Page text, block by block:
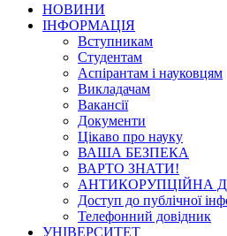
НОВИНИ
ІНФОРМАЦІЯ
Вступникам
Студентам
Аспірантам і науковцям
Викладачам
Вакансії
Документи
Цікаво про науку
ВАША БЕЗПЕКА
ВАРТО ЗНАТИ!
АНТИКОРУПЦІЙНА
Доступ до публічної
Телефонний довідник
УНІВЕРСИТЕТ